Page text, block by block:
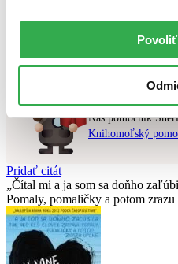
V anglickom jazykunajnovšie
Skúste prosím zmeniť
Chcete
Náš pomocník
Knihomoľský
Pridať citát
Čítal mi a ja som sa doňho
Pomaly, pomaličky a potom zrazu